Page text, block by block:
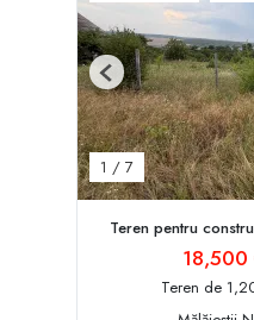
1 / 7
Previous
Teren pentru
18,500
Teren de